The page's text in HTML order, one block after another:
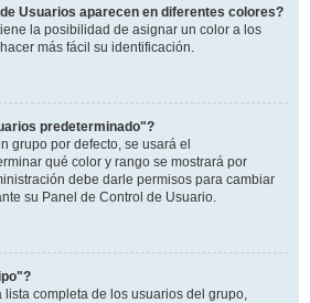
Usuarios aparecen en diferentes colores?
la posibilidad de asignar un color a los
más fácil su identificación.
predeterminado"?
grupo por defecto, se usará el
qué color y rango se mostrará por
debe darle permisos para cambiar
su Panel de Control de Usuario.
lista completa de los usuarios del grupo,